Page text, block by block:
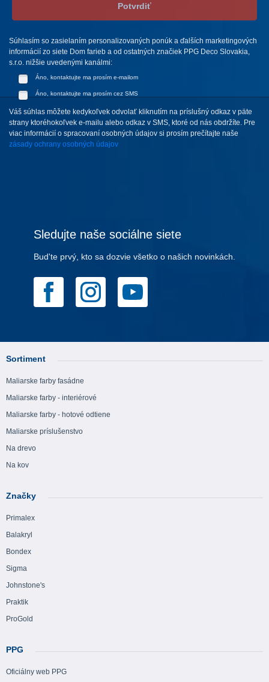
Potvrdiť
Súhlasím so zasielaním personalizovaných ponúk a ďalších marketingových
informácií zo siete Dom farieb a od ostatných značiek PPG Deco Slovakia,
s.r.o. nižšie uvedenými kanálmi:
Áno, kontaktujte ma prosím e-mailom
Áno, kontaktujte ma prosím cez SMS
Váš súhlas môžete kedykoľvek odvolať kliknutím na príslušný odkaz v päte
strany ktoréhokoľvek e-mailu alebo odkaz v SMS, ktoré od nás obdržíte. Pre
viac informácií o spracovaní osobných údajov si prosím prečítajte naše
zásady ochrany osobných údajov
Sledujte naše sociálne siete
Bud'te prvý, kto sa dozvie všetko o našich novinkách.
Sortiment
Maliarske farby fasádne
Maliarske farby - interiérové
Maliarske farby - hotové odtiene
Maliarske príslušenstvo
Na drevo
Na kov
Značky
Primalex
Balakryl
Bondex
Sigma
Johnstone's
Praktik
ProGold
PPG
Oficiálny web PPG